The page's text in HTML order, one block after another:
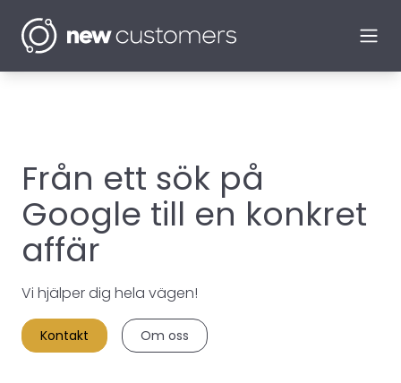
Från ett sök på
Google till en konkret
affär
Vi hjälper dig hela vägen!
Kontakt Om oss